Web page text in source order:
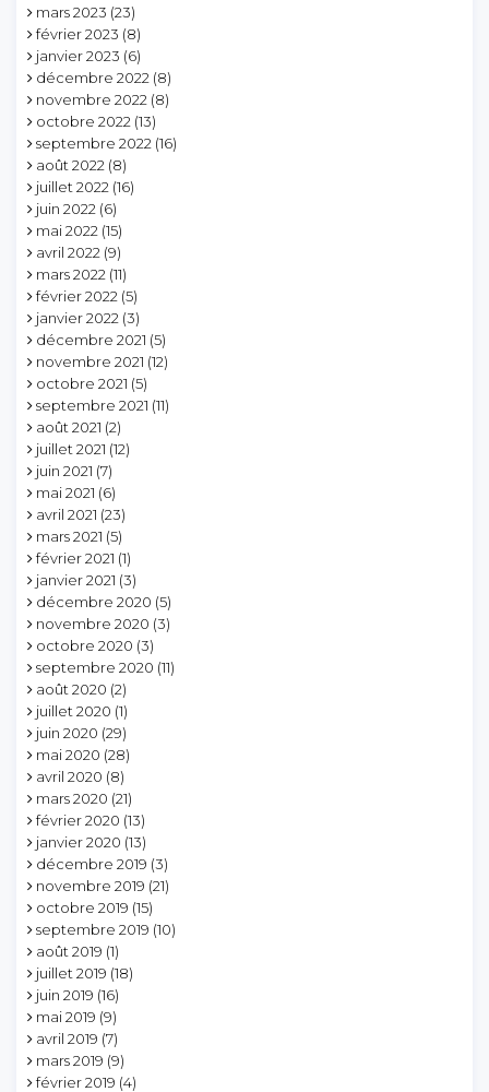
mars 2023 (23)
février 2023 (8)
janvier 2023 (6)
décembre 2022 (8)
novembre 2022 (8)
octobre 2022 (13)
septembre 2022 (16)
août 2022 (8)
juillet 2022 (16)
juin 2022 (6)
mai 2022 (15)
avril 2022 (9)
mars 2022 (11)
février 2022 (5)
janvier 2022 (3)
décembre 2021 (5)
novembre 2021 (12)
octobre 2021 (5)
septembre 2021 (11)
août 2021 (2)
juillet 2021 (12)
juin 2021 (7)
mai 2021 (6)
avril 2021 (23)
mars 2021 (5)
février 2021 (1)
janvier 2021 (3)
décembre 2020 (5)
novembre 2020 (3)
octobre 2020 (3)
septembre 2020 (11)
août 2020 (2)
juillet 2020 (1)
juin 2020 (29)
mai 2020 (28)
avril 2020 (8)
mars 2020 (21)
février 2020 (13)
janvier 2020 (13)
décembre 2019 (3)
novembre 2019 (21)
octobre 2019 (15)
septembre 2019 (10)
août 2019 (1)
juillet 2019 (18)
juin 2019 (16)
mai 2019 (9)
avril 2019 (7)
mars 2019 (9)
février 2019 (4)